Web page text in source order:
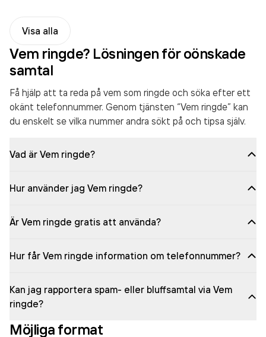
Visa alla
Vem ringde? Lösningen för oönskade
samtal
Få hjälp att ta reda på vem som ringde och söka efter ett
okänt telefonnummer. Genom tjänsten “Vem ringde” kan
du enskelt se vilka nummer andra sökt på och tipsa själv.
Vad är Vem ringde?
Hur använder jag Vem ringde?
Är Vem ringde gratis att använda?
Hur får Vem ringde information om telefonnummer?
Kan jag rapportera spam- eller bluffsamtal via Vem
ringde?
Möjliga format